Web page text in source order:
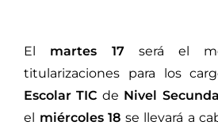
El martes 17será el
titularizaciones para los
Escolar TIC de Nivel
el miércoles 18 se llevará a